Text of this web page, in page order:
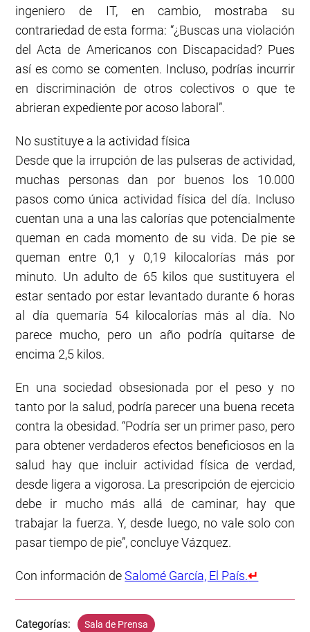
ingeniero de IT, en cambio, mostraba su
contrariedad de esta forma: “¿Buscas una violación
del Acta de Americanos con Discapacidad? Pues
así es como se comenten. Incluso, podrías incurrir
en discriminación de otros colectivos o que te
abrieran expediente por acoso laboral”.
No sustituye a la actividad física
Desde que la irrupción de las pulseras de actividad,
muchas personas dan por buenos los 10.000
pasos como única actividad física del día. Incluso
cuentan una a una las calorías que potencialmente
queman en cada momento de su vida. De pie se
queman entre 0,1 y 0,19 kilocalorías más por
minuto. Un adulto de 65 kilos que sustituyera el
estar sentado por estar levantado durante 6 horas
al día quemaría 54 kilocalorías más al día. No
parece mucho, pero un año podría quitarse de
encima 2,5 kilos.
En una sociedad obsesionada por el peso y no
tanto por la salud, podría parecer una buena receta
contra la obesidad. “Podría ser un primer paso, pero
para obtener verdaderos efectos beneficiosos en la
salud hay que incluir actividad física de verdad,
desde ligera a vigorosa. La prescripción de ejercicio
debe ir mucho más allá de caminar, hay que
trabajar la fuerza. Y, desde luego, no vale solo con
pasar tiempo de pie”, concluye Vázquez.
Con información deSalomé García, El País.↵
Categorías: Sala de Prensa